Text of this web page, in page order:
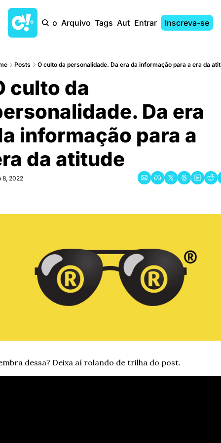
Início Arquivo Tags AutoresEntrar Inscreva-se
Posts O culto da personalidade. Da era da informação para a era da
culto da
Da era
informação para a
da atitude
8, 2022
dessa? Deixa aí rolando de trilha do post.